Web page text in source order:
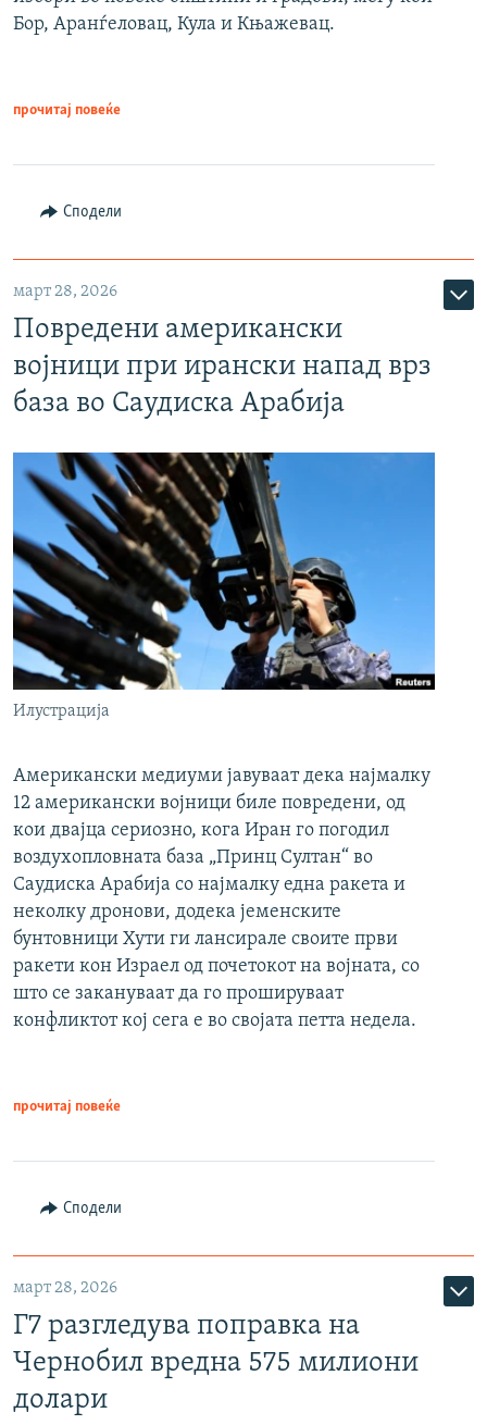
Бор, Аранѓеловац, Кула и Књажевац.
прочитај повеќе
Сподели
март 28, 2026
Повредени американски
војници при ирански напад врз
база во Саудиска Арабија
Илустрација
Американски медиуми јавуваат дека најмалку
12 американски војници биле повредени, од
кои двајца сериозно, кога Иран го погодил
воздухопловната база „Принц Султан“ во
Саудиска Арабија со најмалку една ракета и
неколку дронови, додека јеменските
бунтовници Хути ги лансирале своите први
ракети кон Израел од почетокот на војната, со
што се закануваат да го прошируваат
конфликтот кој сега е во својата петта недела.
прочитај повеќе
Сподели
март 28, 2026
Г7 разгледува поправка на
Чернобил вредна 575 милиони
долари